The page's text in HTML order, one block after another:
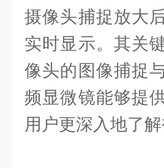
摄像头捕捉放大
实时显示。其关
像头的图像捕捉
频显微镜能够提
用户更深入地了